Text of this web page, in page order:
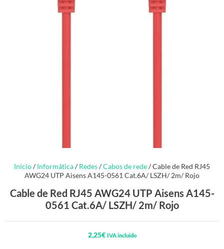
Início/ Informática/ Redes/Cabos de rede/ Cable de Red RJ45
AWG24 UTP Aisens A145-0561 Cat.6A/ LSZH/ 2m/ Rojo
Cable de Red RJ45 AWG24 UTP Aisens A145-
0561 Cat.6A/ LSZH/ 2m/ Rojo
2,25€ IVA incluido